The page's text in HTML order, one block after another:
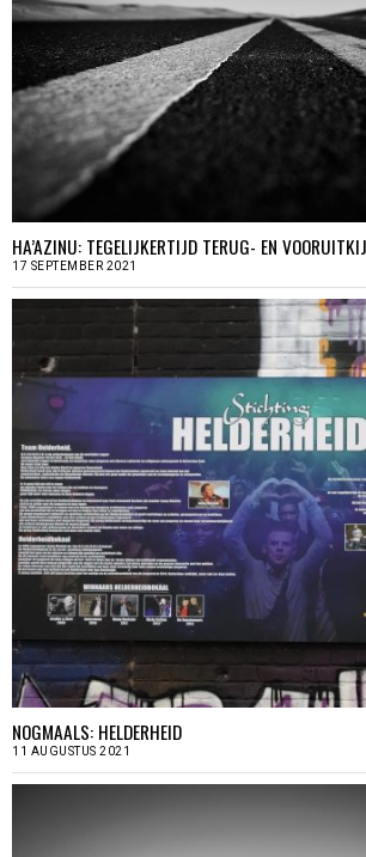
HA’AZINU: TEGELIJKERTIJD TERUG- EN
17 SEPTEMBER 2021
NOGMAALS: HELDERHEID
11 AUGUSTUS 2021